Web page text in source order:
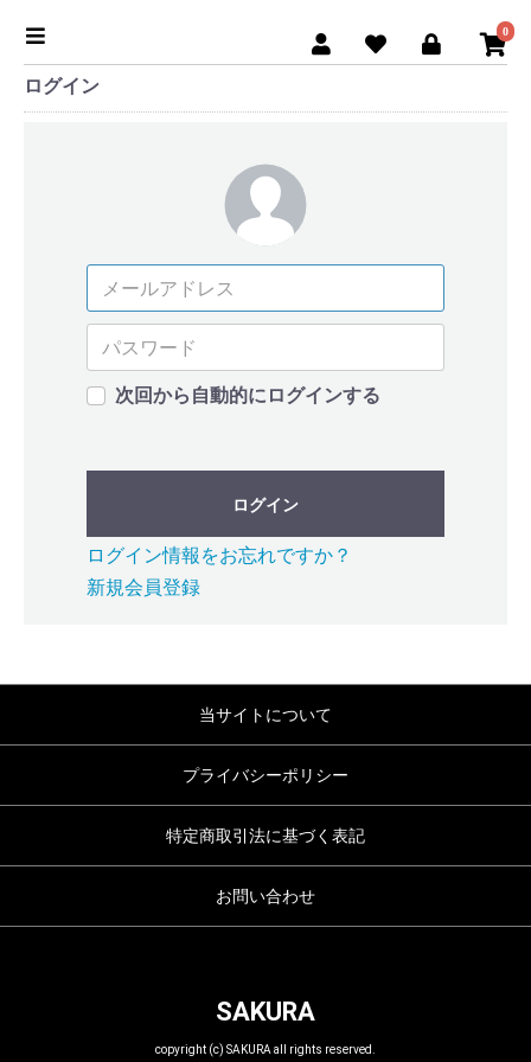
0
ログイン
次回から自動的にログインする
ログイン
ログイン情報をお忘れですか？
新規会員登録
当サイトについて
プライバシーポリシー
特定商取引法に基づく表記
お問い合わせ
SAKURA
copyright (c) SAKURA all rights reserved.